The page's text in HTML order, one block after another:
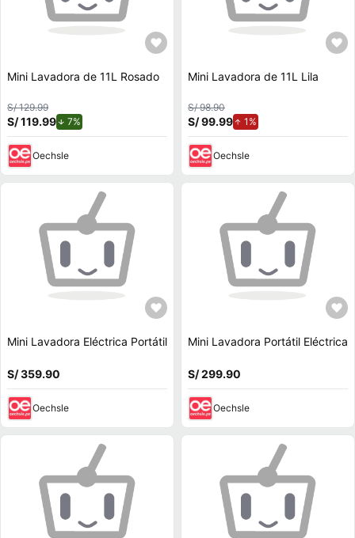
Mini Lavadora de 11L Rosado
S/ 129.99
S/ 119.99 7%
Oechsle
Mini Lavadora de 11L Lila
S/ 98.90
S/ 99.99 1%
Oechsle
Mini Lavadora Eléctrica Portátil
S/ 359.90
Oechsle
Mini Lavadora Portátil Eléctrica
S/ 299.90
Oechsle